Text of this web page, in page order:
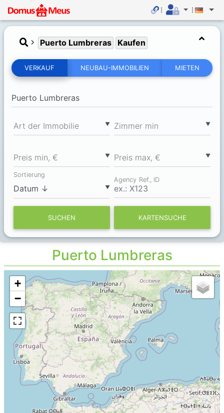
Puerto Lumbreras Kaufen
VERKAUF NEUBAU-IMMOBILIEN MIETEN
▼
Art der Immobilie ▼
Zimmer min
▼
Preis min, € ▼
Preis max, €
▼
Sortierung
Agency Ref., ID
SUCHEN KARTENSUCHE
Puerto Lumbreras
+
−